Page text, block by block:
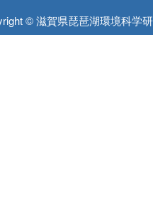
© 滋賀県琵琶湖環境科学